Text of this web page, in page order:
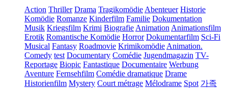
Action Thriller Drama Tragikomödie Abenteuer Historie
Komödie Romanze Kinderfilm Familie Dokumentation
Musik Kriegsfilm Krimi Biografie Animation Animationsfilm
Erotik Romantische Komödie Horror Dokumentarfilm Sci-Fi
Musical Fantasy Roadmovie Krimikomödie Animation.
Comedy test Documentary Comédie Jugendmagazin TV-
Reportage Biopic Fantastique Documentaire Werbung
Aventure Fernsehfilm Comédie dramatique Drame
Historienfilm Mystery Court métrage Mélodrame Spot 가족